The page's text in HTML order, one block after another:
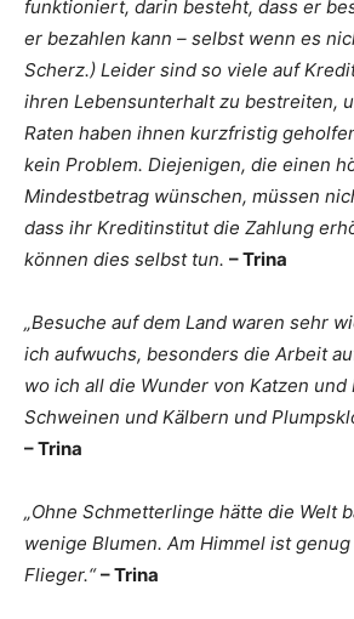
funktioniert, darin besteht, dass er
er bezahlen kann – selbst wenn es
Scherz.) Leider sind so viele auf
ihren Lebensunterhalt zu bestreiten,
Raten haben ihnen kurzfristig
kein Problem. Diejenigen, die einen
Mindestbetrag wünschen, müssen
dass ihr Kreditinstitut die Zahlung
können dies selbst tun. – Trina
„Besuche auf dem Land waren sehr
ich aufwuchs, besonders die Arbeit
wo ich all die Wunder von Katzen und
Schweinen und Kälbern und
– Trina
„Ohne Schmetterlinge hätte die Welt
wenige Blumen. Am Himmel ist
Flieger.“ – Trina